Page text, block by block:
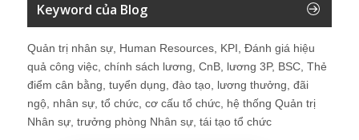
Keyword của Blog
Quản trị nhân sự, Human Resources, KPI, Đánh giá hiệu
quả công việc, chính sách lương, CnB, lương 3P, BSC, Thẻ
điểm cân bằng, tuyển dụng, đào tạo, lương thưởng, đãi
ngộ, nhân sự, tổ chức, cơ cấu tổ chức, hệ thống Quản trị
Nhân sự, trưởng phòng Nhân sự, tái tạo tổ chức